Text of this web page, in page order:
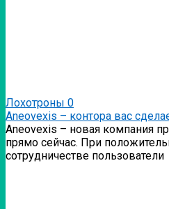
Лохотроны 0
Аneovexis – контора вас
Аneovexis – новая компания
прямо сейчас. При
сотрудничестве пользователи